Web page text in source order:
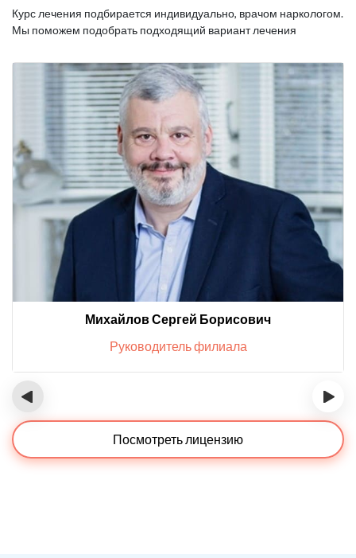
Курс лечения подбирается индивидуально, врачом наркологом.
Мы поможем подобрать подходящий вариант лечения
Михайлов Сергей Борисович
Руководитель филиала
‹ ›
Посмотреть лицензию